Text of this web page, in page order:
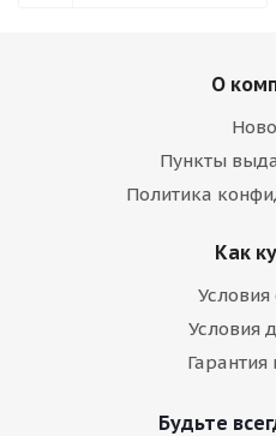
О
Пункты
Политика
Как
Условия
Гарантия
Будьте